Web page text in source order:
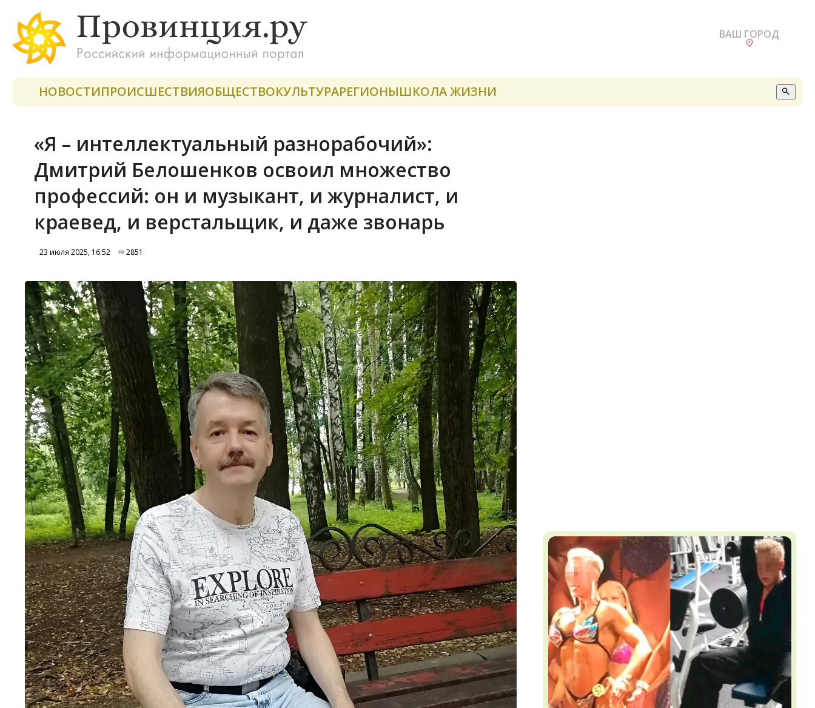
ВАШ ГОРОД
НОВОСТИПРОИСШЕСТВИЯОБЩЕСТВОКУЛЬТУРАРЕГИОНЫШКОЛА ЖИЗНИ
«Я – интеллектуальный разнорабочий»:
Дмитрий Белошенков освоил множество
профессий: он и музыкант, и журналист, и
краевед, и верстальщик, и даже звонарь
23 июля 2025, 16:52 2851